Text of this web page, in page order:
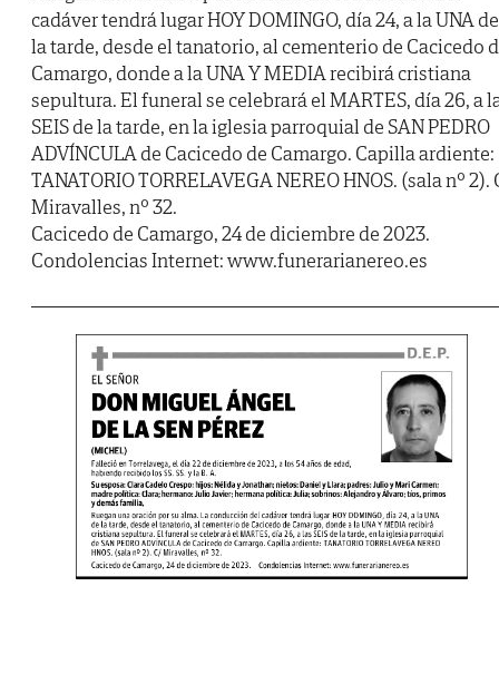
cadáver tendrá lugar HOY DOMINGO, día 24, a la UNA de
la tarde, desde el tanatorio, al cementerio de Cacicedo
Camargo, donde a la UNA Y MEDIA recibirá cristiana
sepultura. El funeral se celebrará el MARTES, día 26, a
SEIS de la tarde, en la iglesia parroquial de SAN PEDRO
ADVÍNCULA de Cacicedo de Camargo. Capilla ardiente:
TANATORIO TORRELAVEGA NEREO HNOS. (sala nº 2).
Miravalles, nº 32.
Cacicedo de Camargo, 24 de diciembre de 2023.
Condolencias Internet: www.funerarianereo.es